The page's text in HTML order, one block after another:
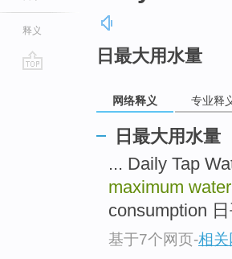
释义
日最大用水量
网络释义 专业释
日最大用水量
... Daily Tap
maximum
consumption
基于7个网页-相